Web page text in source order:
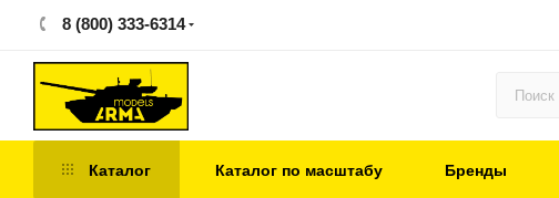
8 (800) 333-6314
Каталог Каталог по масштабу Бренды